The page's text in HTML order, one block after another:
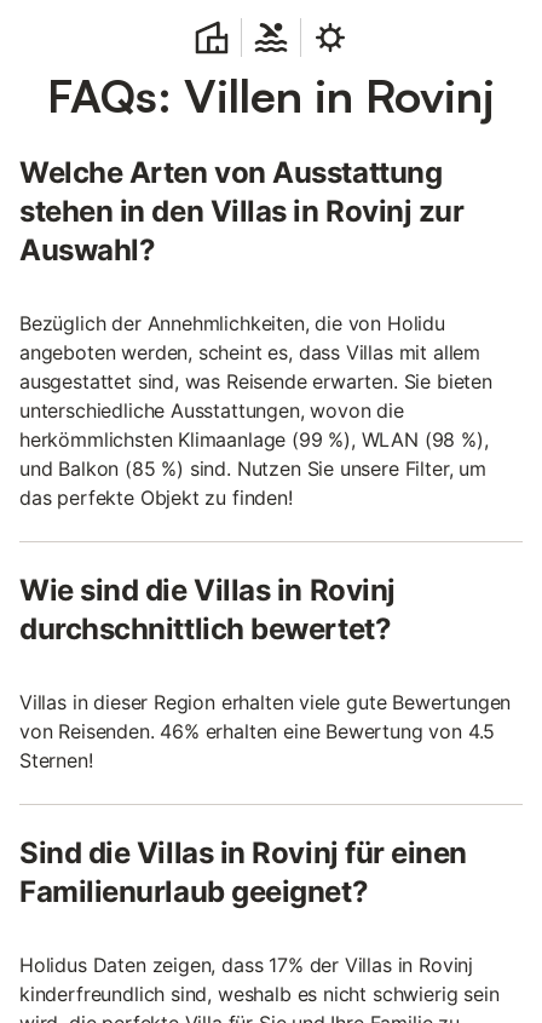
FAQs: Villen in Rovinj
Welche Arten von Ausstattung
stehen in den Villas in Rovinj zur
Auswahl?
Bezüglich der Annehmlichkeiten, die von Holidu
angeboten werden, scheint es, dass Villas mit allem
ausgestattet sind, was Reisende erwarten. Sie bieten
unterschiedliche Ausstattungen, wovon die
herkömmlichsten Klimaanlage (99 %), WLAN (98 %),
und Balkon (85 %) sind. Nutzen Sie unsere Filter, um
das perfekte Objekt zu finden!
Wie sind die Villas in Rovinj
durchschnittlich bewertet?
Villas in dieser Region erhalten viele gute Bewertungen
von Reisenden. 46% erhalten eine Bewertung von 4.5
Sternen!
Sind die Villas in Rovinj für einen
Familienurlaub geeignet?
Holidus Daten zeigen, dass 17% der Villas in Rovinj
kinderfreundlich sind, weshalb es nicht schwierig sein